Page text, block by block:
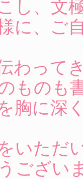
し、文
に、ご
わって
ものも
胸に深
いただ
ござい